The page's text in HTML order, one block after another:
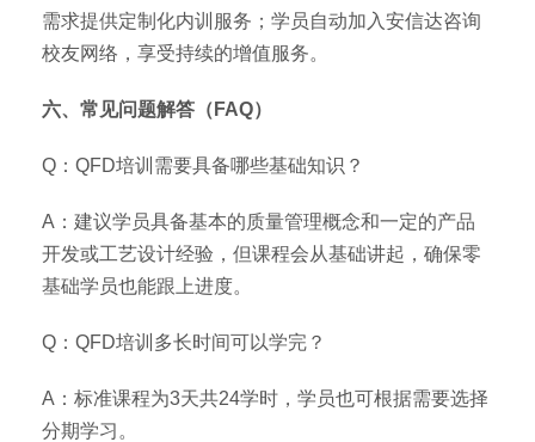
需求提供定制化内训服务；学员自动加入安信达咨询
校友网络，享受持续的增值服务。
六、常见问题解答（FAQ）
Q：QFD培训需要具备哪些基础知识？
A：建议学员具备基本的质量管理概念和一定的产品
开发或工艺设计经验，但课程会从基础讲起，确保零
基础学员也能跟上进度。
Q：QFD培训多长时间可以学完？
A：标准课程为3天共24学时，学员也可根据需要选择
分期学习。